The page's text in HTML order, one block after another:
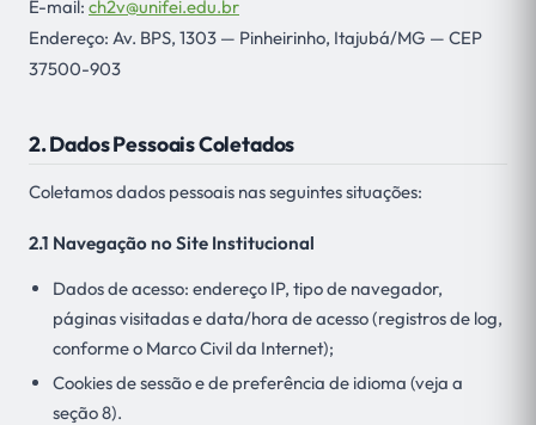
E-mail: ch2v@unifei.edu.br
Endereço: Av. BPS, 1303 — Pinheirinho, Itajubá/MG — CEP
37500-903
2. Dados Pessoais Coletados
Coletamos dados pessoais nas seguintes situações:
2.1 Navegação no Site Institucional
Dados de acesso: endereço IP, tipo de navegador,
páginas visitadas e data/hora de acesso (registros de log,
conforme o Marco Civil da Internet);
Cookies de sessão e de preferência de idioma (veja a
seção 8).